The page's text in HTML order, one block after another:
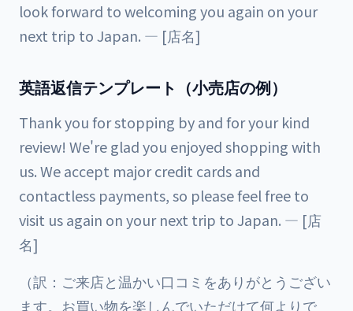
look forward to welcoming you again on your
next trip to Japan. — [店名]
英語返信テンプレート（小売店の例）
Thank you for stopping by and for your kind
review! We're glad you enjoyed shopping with
us. We accept major credit cards and
contactless payments, so please feel free to
visit us again on your next trip to Japan. — [店
名]
（訳：ご来店と温かい口コミをありがとうござい
ます。お買い物を楽しんでいただけて何よりで